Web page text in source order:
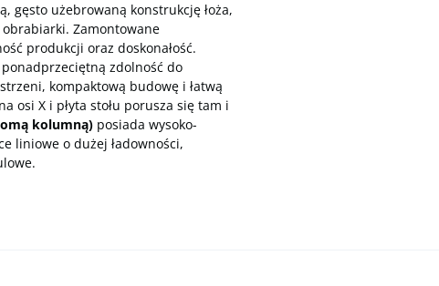
gęsto użebrowaną konstrukcję łoża,
Zamontowane
produkcji oraz doskonałość.
zdolność do
kompaktową budowę i łatwą
osi X i płyta stołu porusza się tam i
kolumną) posiada wysoko-
liniowe o dużej ładowności,